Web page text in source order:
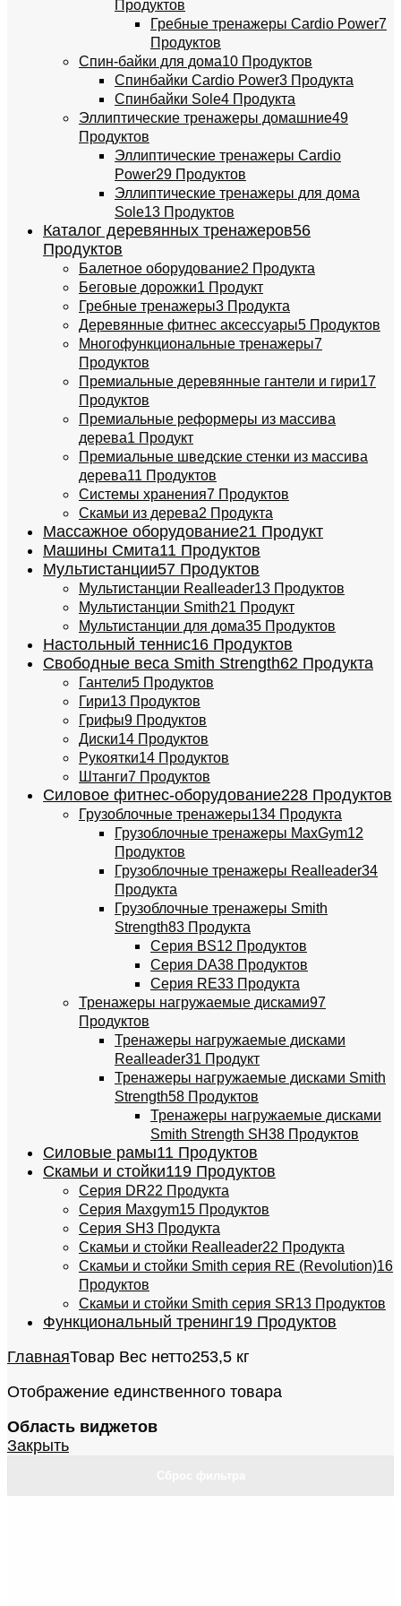
Продуктов
Гребные тренажеры Cardio Power7
Продуктов
Спин-байки для дома10 Продуктов
Спинбайки Cardio Power3 Продукта
Спинбайки Sole4 Продукта
Эллиптические тренажеры домашние49
Продуктов
Эллиптические тренажеры Cardio
Power29 Продуктов
Эллиптические тренажеры для дома
Sole13 Продуктов
Каталог деревянных тренажеров56
Продуктов
Балетное оборудование2 Продукта
Беговые дорожки1 Продукт
Гребные тренажеры3 Продукта
Деревянные фитнес аксессуары5 Продуктов
Многофункциональные тренажеры7
Продуктов
Премиальные деревянные гантели и гири17
Продуктов
Премиальные реформеры из массива
дерева1 Продукт
Премиальные шведские стенки из массива
дерева11 Продуктов
Системы хранения7 Продуктов
Скамьи из дерева2 Продукта
Массажное оборудование21 Продукт
Машины Смита11 Продуктов
Мультистанции57 Продуктов
Мультистанции Realleader13 Продуктов
Мультистанции Smith21 Продукт
Мультистанции для дома35 Продуктов
Настольный теннис16 Продуктов
Свободные веса Smith Strength62 Продукта
Гантели5 Продуктов
Гири13 Продуктов
Грифы9 Продуктов
Диски14 Продуктов
Рукоятки14 Продуктов
Штанги7 Продуктов
Силовое фитнес-оборудование228 Продуктов
Грузоблочные тренажеры134 Продукта
Грузоблочные тренажеры MaxGym12
Продуктов
Грузоблочные тренажеры Realleader34
Продукта
Грузоблочные тренажеры Smith
Strength83 Продукта
Серия BS12 Продуктов
Серия DA38 Продуктов
Серия RE33 Продукта
Тренажеры нагружаемые дисками97
Продуктов
Тренажеры нагружаемые дисками
Realleader31 Продукт
Тренажеры нагружаемые дисками Smith
Strength58 Продуктов
Тренажеры нагружаемые дисками
Smith Strength SH38 Продуктов
Силовые рамы11 Продуктов
Скамьи и стойки119 Продуктов
Серия DR22 Продукта
Серия Maxgym15 Продуктов
Серия SH3 Продукта
Скамьи и стойки Realleader22 Продукта
Скамьи и стойки Smith серия RE (Revolution)16
Продуктов
Скамьи и стойки Smith серия SR13 Продуктов
Функциональный тренинг19 Продуктов
ГлавнаяТовар Вес нетто253,5 кг
Отображение единственного товара
Область виджетов
Закрыть